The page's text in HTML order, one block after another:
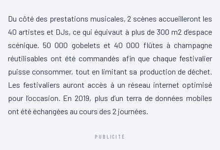
Du côté des prestations musicales, 2 scènes accueilleront les
40 artistes et DJs, ce qui équivaut à plus de 300 m2 d’espace
scénique. 50 000 gobelets et 40 000 flûtes à champagne
réutilisables ont été commandés afin que chaque festivalier
puisse consommer, tout en limitant sa production de déchet.
Les festivaliers auront accès à un réseau internet optimisé
pour l’occasion. En 2019, plus d’un terra de données mobiles
ont été échangées au cours des 2 journées.
PUBLICITÉ